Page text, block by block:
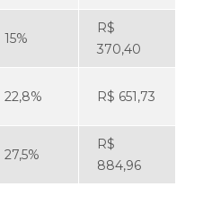
15%
R$
370,40
22,8% R$ 651,73
27,5%
R$
884,96